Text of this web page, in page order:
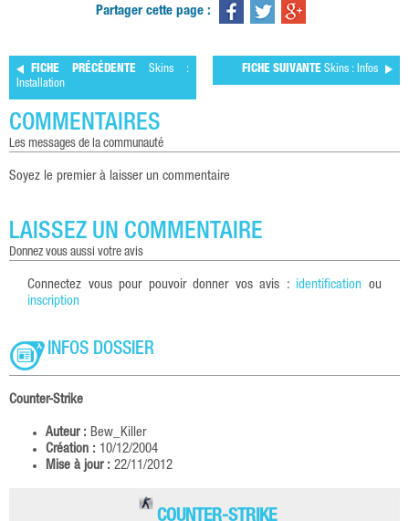
Partager cette page :
FICHE PRÉCÉDENTE Skins :
Installation
FICHE SUIVANTE Skins : Infos
COMMENTAIRES
les messages de la communauté
Soyez le premier à laisser un commentaire
LAISSEZ UN COMMENTAIRE
donnez vous aussi votre avis
Connectez vous pour pouvoir donner vos avis : identification ou
inscription
INFOS DOSSIER
Counter-Strike
Auteur : Bew_Killer
Création : 10/12/2004
Mise à jour : 22/11/2012
COUNTER-STRIKE